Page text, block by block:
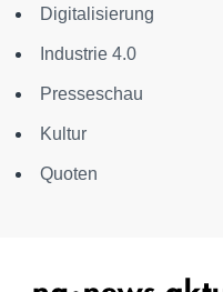
Digitalisierung
Industrie 4.0
Presseschau
Kultur
Quoten